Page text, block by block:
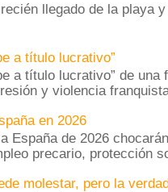
llegado de la playa
a título lucrativo”
a título lucrativo” de una
y violencia
en 2026
España de 2026
precario, protección
molestar, pero la